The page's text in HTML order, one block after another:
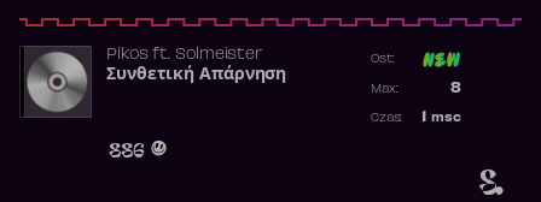
8.
Pikosft. Solmeister
Συνθετική Απάρνηση
886
Ost:
8
Max:
msc
Czas: